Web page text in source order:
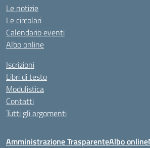
Le notizie
Le circolari
Calendario eventi
Albo online
Iscrizioni
Libri di testo
Modulistica
Contatti
Tutti gli argomenti
Amministrazione TrasparenteAlbo online